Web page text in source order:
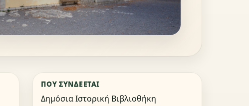
ΠΟΎ ΣΥΝΔΈΕΤΑΙ
Δημόσια Ιστορική Βιβλιοθήκη